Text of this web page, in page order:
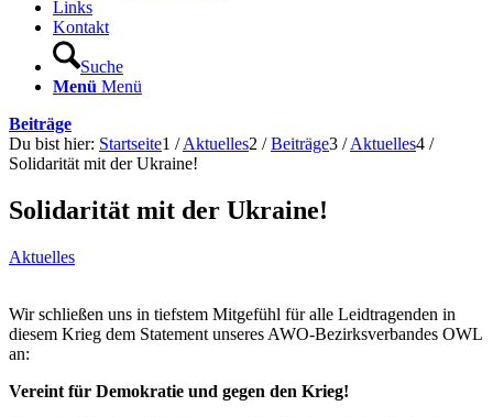
Links
Kontakt
Suche
Menü Menü
Beiträge
Du bist hier: Startseite1 / Aktuelles2 / Beiträge3 / Aktuelles4 /
Solidarität mit der Ukraine!
Solidarität mit der Ukraine!
Aktuelles
Wir schließen uns in tiefstem Mitgefühl für alle Leidtragenden in
diesem Krieg dem Statement unseres AWO-Bezirksverbandes OWL
an:
Vereint für Demokratie und gegen den Krieg!